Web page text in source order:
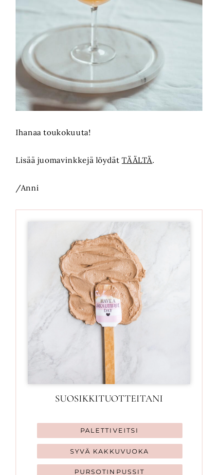
Ihanaa toukokuuta!
Lisää juomavinkkejä löydätTÄÄLTÄ.
/Anni
SUOSIKKITUOTTEITANI
PALETTIVEITSI
SYVÄ KAKKUVUOKA
PURSOTINPUSSIT